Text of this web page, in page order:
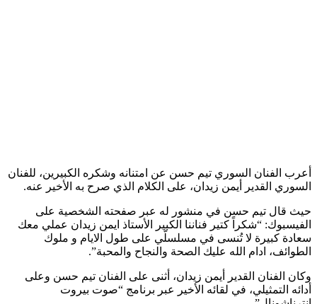
أعرب الفنان السوري تيم حسن عن امتنانه وشكره الكبيرين، للفنان
السوري القدير أيمن زيدان، على الكلام الذي صرح به الأخير عنه.
حيث قال تيم حسن في منشور له عبر صفحته الشخصية على
الفيسبوك: “شكراً كتير فناننا الكبير الأستاذ ايمن زيدان عملي معك
سعادة كبيرة لا تُنسى في مسلسلّي على طول الايام و ملوك
الطوائف، ادام الله عليك الصحة والنجاح والمحبة”.
وكان الفنان القدير أيمن زيدان، أثنى على الفنان تيم حسن وعلى
أدائه التمثيلي، في لقائه الأخير عبر برنامج “صوت بيروت